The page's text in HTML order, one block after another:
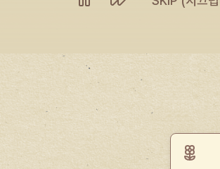
니 뒤에 Unknown Spirit 신령님